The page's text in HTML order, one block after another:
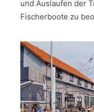
und Auslaufen der
Fischerboote zu